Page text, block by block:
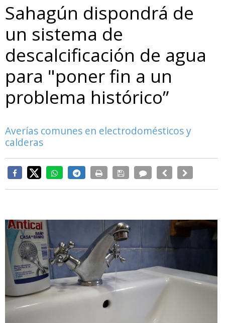
Sahagún dispondrá de
un sistema de
descalcificación de agua
para "poner fin a un
problema histórico”
Averías comunes en electrodomésticos y
calderas